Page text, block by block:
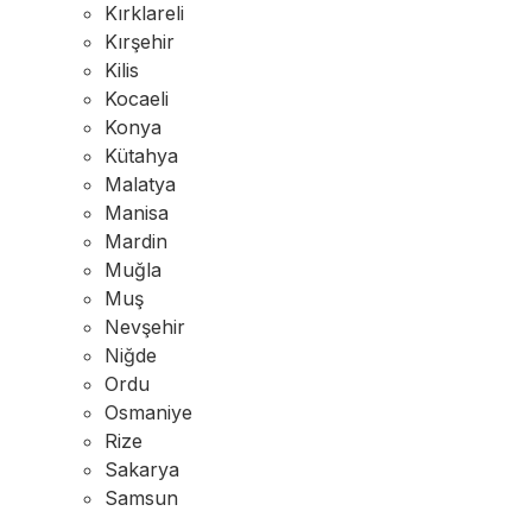
Kırklareli
Kırşehir
Kilis
Kocaeli
Konya
Kütahya
Malatya
Manisa
Mardin
Muğla
Muş
Nevşehir
Niğde
Ordu
Osmaniye
Rize
Sakarya
Samsun